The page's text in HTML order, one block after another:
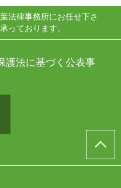
法律事務所にお任せ下さ
っております。
護法に基づく公表事